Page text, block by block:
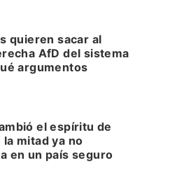
quieren sacar al
AfD del sistema
argumentos
el espíritu de
mitad ya no
en un país seguro